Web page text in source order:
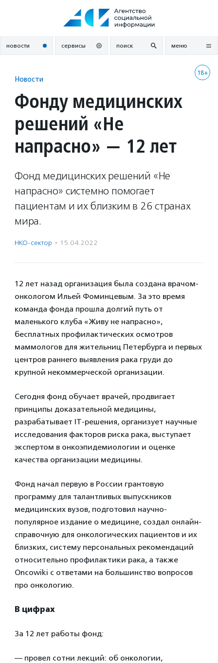
новости сервисы поиск меню
18+
Новости
Фонду медицинских
решений «Не
напрасно» — 12 лет
Фонд медицинских решений «Не
напрасно» системно помогает
пациентам и их близким в 26 странах
мира.
НКО-сектор · 15.04.2022
12 лет назад организация была создана врачом-
онкологом Ильей Фоминцевым. За это время
команда фонда прошла долгий путь от
маленького клуба «Живу не напрасно»,
бесплатных профилактических осмотров
маммологов для жительниц Петербурга и первых
центров раннего выявления рака груди до
крупной некоммерческой организации.
Сегодня фонд обучает врачей, продвигает
принципы доказательной медицины,
разрабатывает IT-решения, организует научные
исследования факторов риска рака, выступает
экспертом в онкоэпидемиологии и оценке
качества организации медицины.
Фонд начал первую в России грантовую
программу для талантливых выпускников
медицинских вузов, подготовил научно-
популярное издание о медицине, создал онлайн-
справочную для онкологических пациентов и их
близких, систему персональных рекомендаций
относительно профилактики рака, а также
Oncowiki с ответами на большинство вопросов
про онкологию.
В цифрах
За 12 лет работы фонд:
— провел сотни лекций: об онкологии,